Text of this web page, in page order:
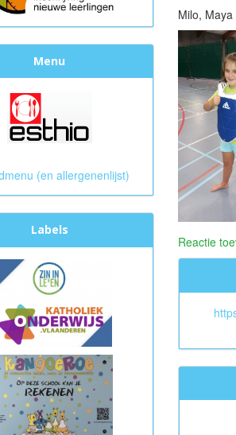
Milo,
Reactie
Menu
(en allergenenlijst)
Labels